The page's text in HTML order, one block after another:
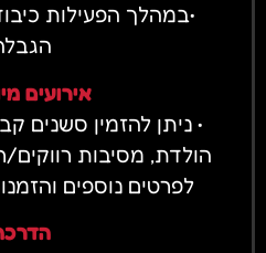
•במהלך הפעילות
אירועים
• ניתן להזמין סשנים
הולדת, מסיבות רווקים/
לפרטים נוספים